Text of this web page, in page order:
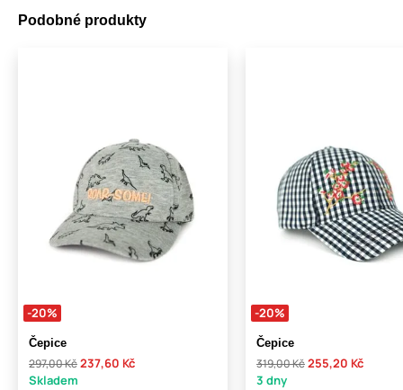
Podobné produkty
-20%
Čepice
297,00 Kč237,60 Kč
Skladem
-20%
Čepice
319,00 Kč255,20 Kč
3 dny